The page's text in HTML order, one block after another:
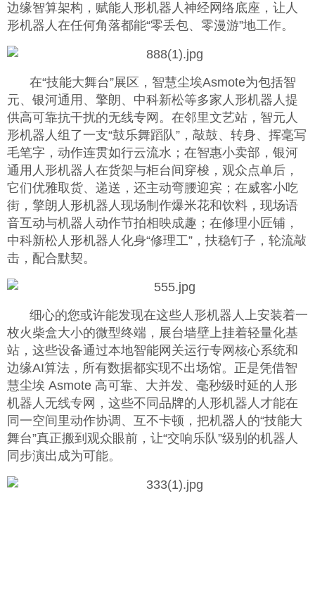
边缘智算架构，赋能人形机器人神经网络底座，让人
形机器人在任何角落都能“零丢包、零漫游”地工作。
在“技能大舞台”展区，智慧尘埃Asmote为包括智
元、银河通用、擎朗、中科新松等多家人形机器人提
供高可靠抗干扰的无线专网。在邻里文艺站，智元人
形机器人组了一支“鼓乐舞蹈队”，敲鼓、转身、挥毫写
毛笔字，动作连贯如行云流水；在智惠小卖部，银河
通用人形机器人在货架与柜台间穿梭，观众点单后，
它们优雅取货、递送，还主动弯腰迎宾；在威客小吃
街，擎朗人形机器人现场制作爆米花和饮料，现场语
音互动与机器人动作节拍相映成趣；在修理小匠铺，
中科新松人形机器人化身“修理工”，扶稳钉子，轮流敲
击，配合默契。
细心的您或许能发现在这些人形机器人上安装着一
枚火柴盒大小的微型终端，展台墙壁上挂着轻量化基
站，这些设备通过本地智能网关运行专网核心系统和
边缘AI算法，所有数据都实现不出场馆。正是凭借智
慧尘埃 Asmote 高可靠、大并发、毫秒级时延的人形
机器人无线专网，这些不同品牌的人形机器人才能在
同一空间里动作协调、互不卡顿，把机器人的“技能大
舞台”真正搬到观众眼前，让“交响乐队”级别的机器人
同步演出成为可能。